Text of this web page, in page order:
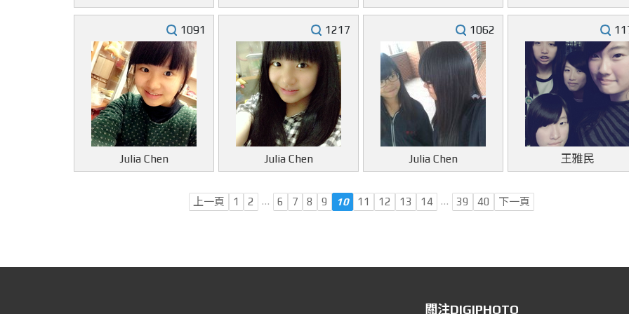
1091
Julia Chen
1217
Julia Chen
1062
Julia Chen 王雅民
上一頁 1 2 … 6 7 8 9 10 11 12 13 14 … 39 40 下一頁
關注DIGIPHOTO